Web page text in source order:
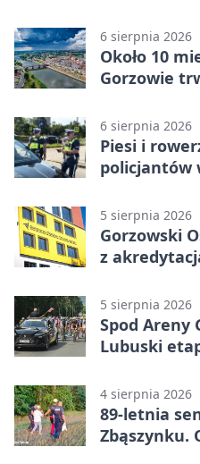
6 sierpnia 2026
Około 10
Gorzowie
6 sierpnia 2026
Piesi i
policjantów
5 sierpnia 2026
Gorzowski
z
5 sierpnia 2026
Spod Areny
Lubuski
4 sierpnia 2026
89-letnia
Zbąszynku.